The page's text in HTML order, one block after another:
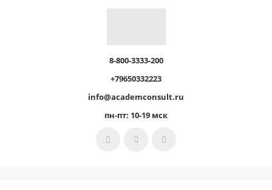
8-800-3333-200
+79650332223
info@academconsult.ru
пн-пт: 10-19 мск